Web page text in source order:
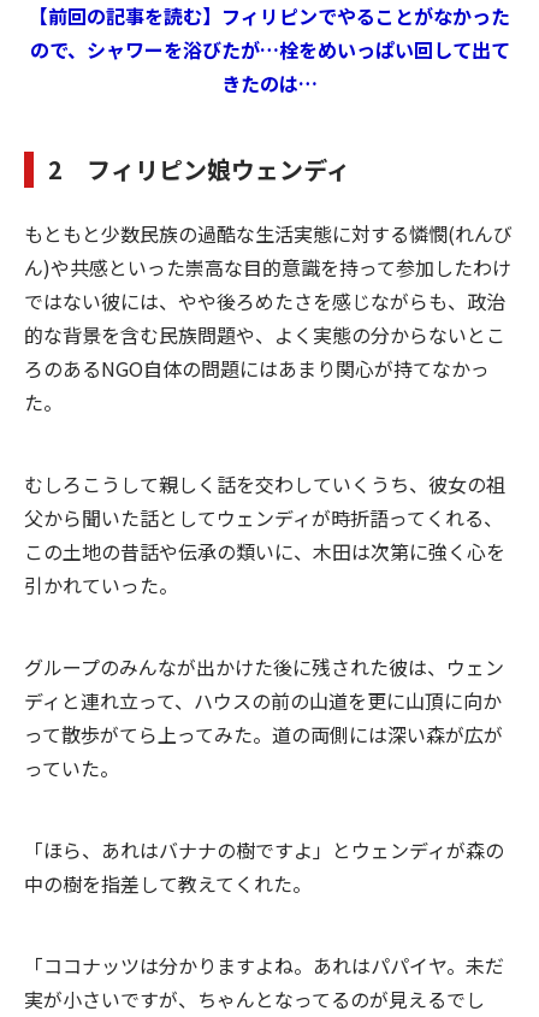
【前回の記事を読む】フィリピンでやることがなかった
ので、シャワーを浴びたが…栓をめいっぱい回して出て
きたのは…
2 フィリピン娘ウェンディ
もともと少数民族の過酷な生活実態に対する憐憫(れんび
ん)や共感といった崇高な目的意識を持って参加したわけ
ではない彼には、やや後ろめたさを感じながらも、政治
的な背景を含む民族問題や、よく実態の分からないとこ
ろのあるNGO自体の問題にはあまり関心が持てなかっ
た。
むしろこうして親しく話を交わしていくうち、彼女の祖
父から聞いた話としてウェンディが時折語ってくれる、
この土地の昔話や伝承の類いに、木田は次第に強く心を
引かれていった。
グループのみんなが出かけた後に残された彼は、ウェン
ディと連れ立って、ハウスの前の山道を更に山頂に向か
って散歩がてら上ってみた。道の両側には深い森が広が
っていた。
「ほら、あれはバナナの樹ですよ」とウェンディが森の
中の樹を指差して教えてくれた。
「ココナッツは分かりますよね。あれはパパイヤ。未だ
実が小さいですが、ちゃんとなってるのが見えるでし